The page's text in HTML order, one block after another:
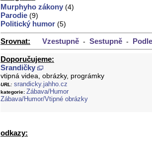
Murphyho zákony (4)
Parodie (9)
Politický humor (5)
Srovnat: Vzestupně - Sestupně -
Doporučujeme:
Srandičky
vtipná videa, obrázky, prográmky
URL: srandicky.jahho.cz
kategorie: Zábava/Humor
Zábava/Humor/Vtipné obrázky
odkazy: